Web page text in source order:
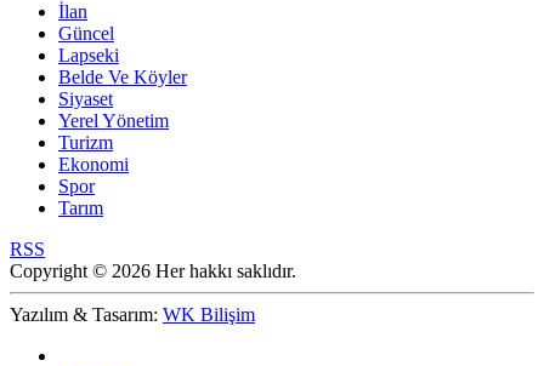
İlan
Güncel
Lapseki
Belde Ve Köyler
Siyaset
Yerel Yönetim
Turizm
Ekonomi
Spor
Tarım
RSS
Copyright © 2026 Her hakkı saklıdır.
Yazılım & Tasarım: WK Bilişim